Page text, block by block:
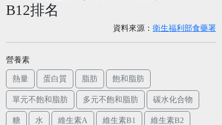
B12排名
資料來源： 衛生福利部食藥署
營養素
熱量 蛋白質 脂肪 飽和脂肪
單元不飽和脂肪 多元不飽和脂肪 碳水化合物
糖 水 維生素A 維生素B1 維生素B2